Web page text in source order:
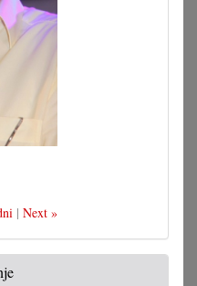
| Next »